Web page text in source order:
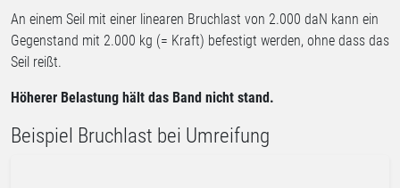
An einem Seil mit einer linearen Bruchlast von 2.000 daN kann ein
Gegenstand mit 2.000 kg (= Kraft) befestigt werden, ohne dass das
Seil reißt.
Höherer Belastung hält das Band nicht stand.
Beispiel Bruchlast bei Umreifung